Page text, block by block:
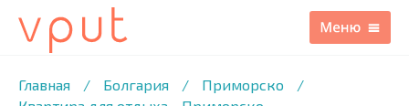
Главная / Болгария / Приморско
/
/10 ФОТО